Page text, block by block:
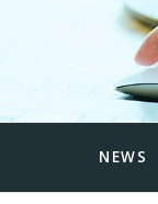
NEWS